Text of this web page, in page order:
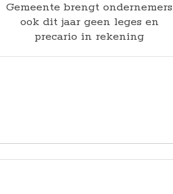
Gemeente brengt ondernemers
ook dit jaar geen leges en
precario in rekening